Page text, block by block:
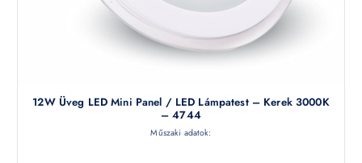
12W Üveg LED Mini Panel / LED Lámpatest – Kerek 3000K
– 4744
Műszaki adatok: